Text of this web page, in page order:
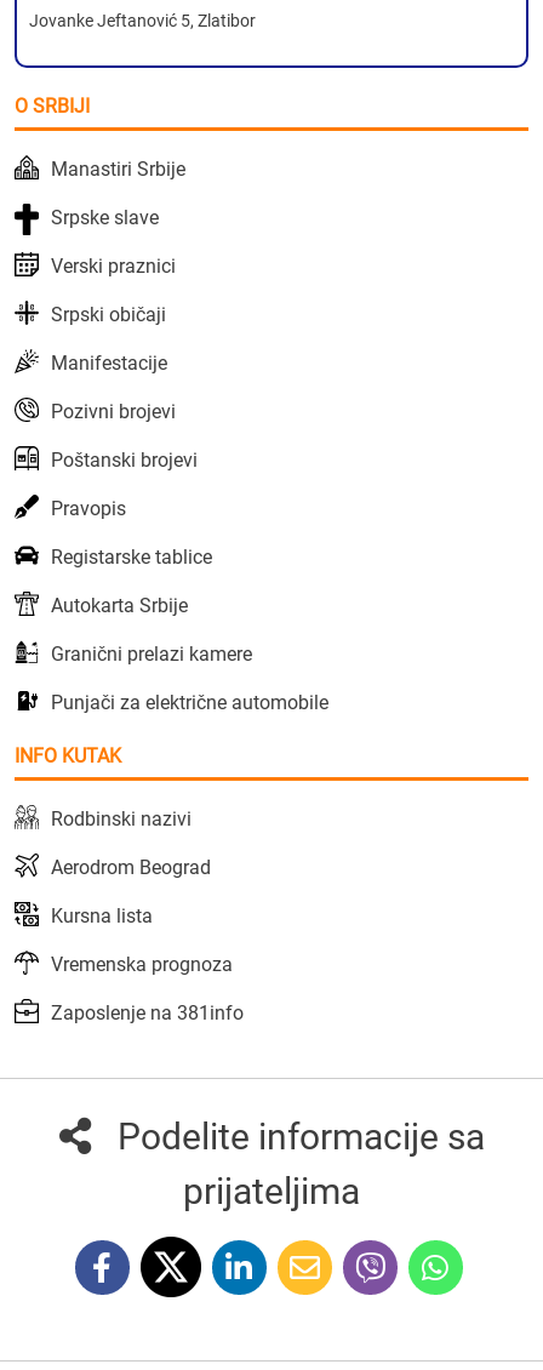
Jovanke Jeftanović 5, Zlatibor
O SRBIJI
Manastiri Srbije
Srpske slave
Verski praznici
Srpski običaji
Manifestacije
Pozivni brojevi
Poštanski brojevi
Pravopis
Registarske tablice
Autokarta Srbije
Granični prelazi kamere
Punjači za električne automobile
INFO KUTAK
Rodbinski nazivi
Aerodrom Beograd
Kursna lista
Vremenska prognoza
Zaposlenje na 381info
Podelite informacije sa
prijateljima